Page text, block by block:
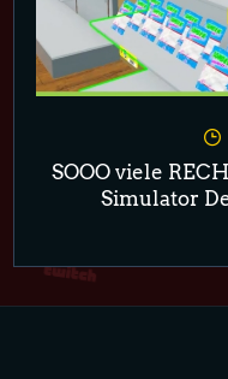
SOOO viele
Simulator